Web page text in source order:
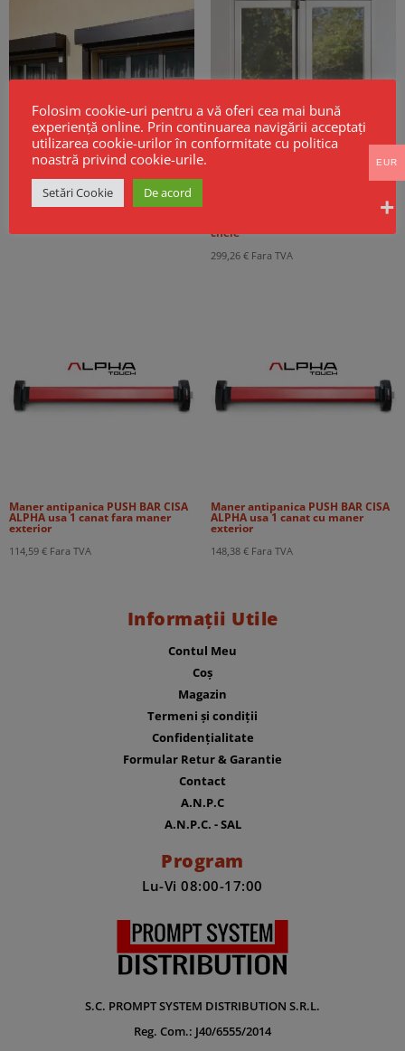
Cortine Rezistente la Foc EI60 –
Model GSF KPR EI
Maner antipanica PUSH BAR CISA
cheie
299,26 € Fara TVA
Maner antipanica PUSH BAR CISA
ALPHA usa 1 canat fara maner
exterior
114,59 € Fara TVA
Maner antipanica PUSH BAR CISA
ALPHA usa 1 canat cu maner
exterior
148,38 € Fara TVA
Informații Utile
Contul Meu
Coș
Magazin
Termeni și condiții
Confidențialitate
Formular Retur & Garantie
Contact
A.N.P.C
A.N.P.C. - SAL
Program
Lu-Vi 08:00-17:00
S.C. PROMPT SYSTEM DISTRIBUTION S.R.L.
Reg. Com.: J40/6555/2014
Folosim cookie-uri pentru a vă oferi cea mai bună
experiență online. Prin continuarea navigării acceptați
utilizarea cookie-urilor în conformitate cu politica
noastră privind cookie-urile.
Setări Cookie De acord
EUR